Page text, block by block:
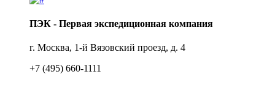
ПЭК - Первая экспедиционная компания
г. Москва, 1-й Вязовский проезд, д. 4
+7 (495) 660-1111